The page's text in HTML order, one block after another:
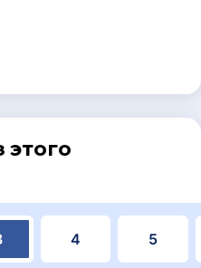
этого
4 5